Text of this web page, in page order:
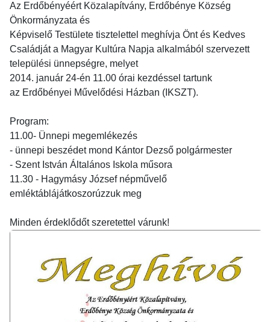
Az Erdőbényéért Közalapítvány, Erdőbénye Község
Önkormányzata és
Képviselő Testülete tisztelettel meghívja Önt és Kedves
Családját a Magyar Kultúra Napja alkalmából szervezett
települési ünnepségre, melyet
2014. január 24-én 11.00 órai kezdéssel tartunk
az Erdőbényei Művelődési Házban (IKSZT).
Program:
11.00- Ünnepi megemlékezés
- ünnepi beszédet mond Kántor Dezső polgármester
- Szent István Általános Iskola műsora
11.30 - Hagymásy József népművelő
emléktáblájátkoszorúzzuk meg
Minden érdeklődőt szeretettel várunk!